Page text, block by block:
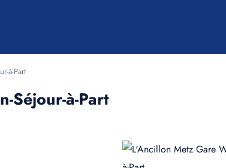
à-Part
Séjour-à-Part